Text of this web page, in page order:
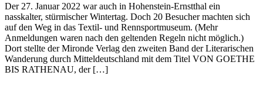
Der 27. Januar 2022 war auch in Hohenstein-Ernstthal ein
nasskalter, stürmischer Wintertag. Doch 20 Besucher machten sich
auf den Weg in das Textil- und Rennsportmuseum. (Mehr
Anmeldungen waren nach den geltenden Regeln nicht möglich.)
Dort stellte der Mironde Verlag den zweiten Band der Literarischen
Wanderung durch Mitteldeutschland mit dem Titel VON GOETHE
BIS RATHENAU, der […]